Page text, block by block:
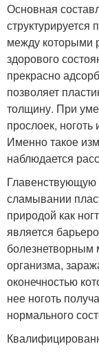
Основная
структурируется
между которыми
здорового
прекрасно
позволяет
толщину. При
прослоек, ноготь
Именно такое
наблюдается
Главенствующую
сламывании
природой как
является
болезнетворным
организма,
оконечностью
нее ноготь
нормального